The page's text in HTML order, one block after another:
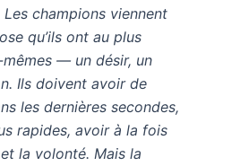
champions viennent
qu’ils ont au plus
mêmes — un désir, un
Ils doivent avoir de
les dernières secondes,
rapides, avoir à la fois
la volonté. Mais la